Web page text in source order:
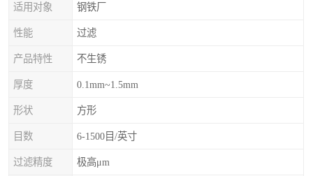
适用对象 钢铁厂
性能 过滤
产品特性 不生锈
厚度 0.1mm~1.5mm
形状 方形
目数 6-1500目/英寸
过滤精度 极高μm